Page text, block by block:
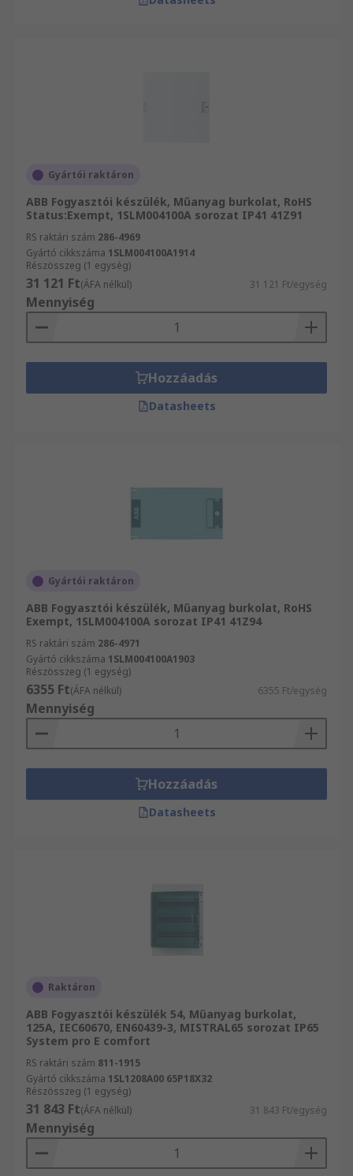
Gyártói raktáron
ABB Fogyasztói készülék, Műanyag burkolat, RoHS
Status:Exempt, 1SLM004100A sorozat IP41 41Z91
RS raktári szám 286-4969
Gyártó cikkszáma 1SLM004100A1914
Részösszeg (1 egység)
31 121 Ft(ÁFA nélkül) 31 121 Ft/egység
Mennyiség
Hozzáadás
Datasheets
Gyártói raktáron
ABB Fogyasztói készülék, Műanyag burkolat, RoHS
Exempt, 1SLM004100A sorozat IP41 41Z94
RS raktári szám 286-4971
Gyártó cikkszáma 1SLM004100A1903
Részösszeg (1 egység)
6355 Ft(ÁFA nélkül) 6355 Ft/egység
Mennyiség
Hozzáadás
Datasheets
Raktáron
ABB Fogyasztói készülék 54, Műanyag burkolat,
125A, IEC60670, EN60439-3, MISTRAL65 sorozat IP65
System pro E comfort
RS raktári szám 811-1915
Gyártó cikkszáma 1SL1208A00 65P18X32
Részösszeg (1 egység)
31 843 Ft(ÁFA nélkül) 31 843 Ft/egység
Mennyiség